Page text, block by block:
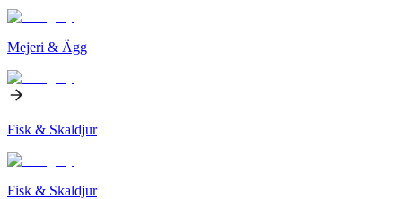
Mejeri & Ägg
Fisk & Skaldjur
Fisk & Skaldjur